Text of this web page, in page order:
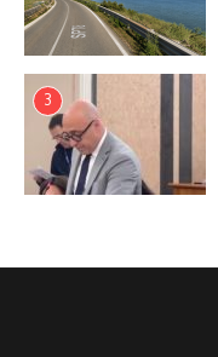
3